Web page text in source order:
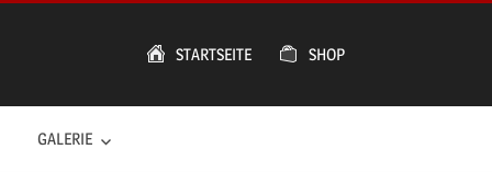
STARTSEITE SHOP
GALERIE